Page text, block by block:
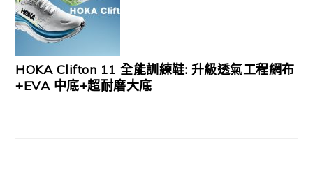
HOKA Clifton 11 全能訓練鞋: 升級透氣工程網布
+EVA 中底+超耐磨大底